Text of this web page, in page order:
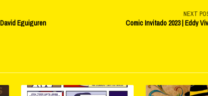
Eguiguren
NEXT
Comic Invitado 2023 | Eddy